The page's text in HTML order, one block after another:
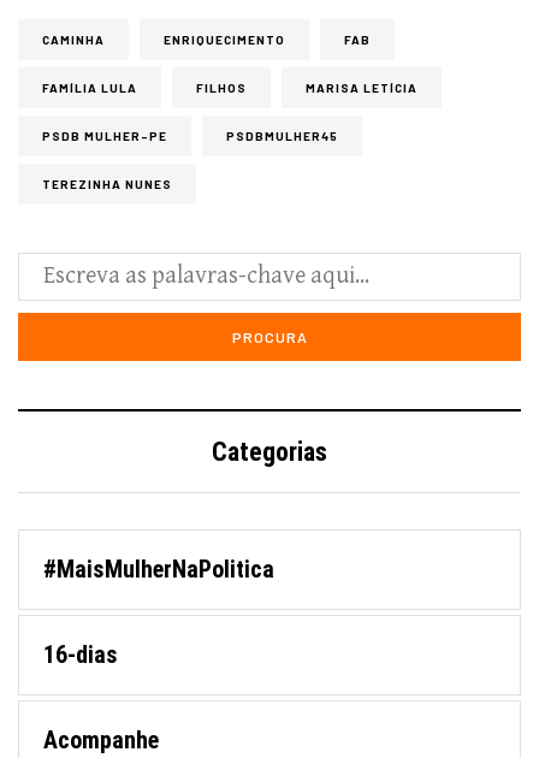
CAMINHA ENRIQUECIMENTO FAB
FAMÍLIA LULA FILHOS MARISA LETÍCIA
PSDB MULHER-PE PSDBMULHER45
TEREZINHA NUNES
Categorias
#MaisMulherNaPolitica
16-dias
Acompanhe